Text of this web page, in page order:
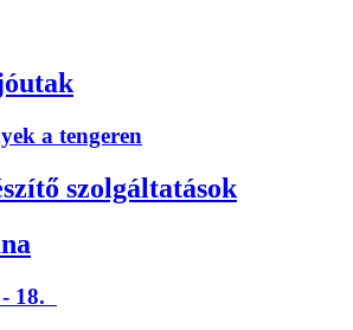
a tengeren
szolgáltatások
18.